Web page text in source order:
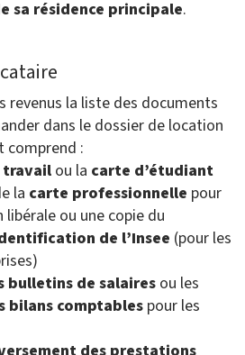
sa résidence principale.
revenus la liste des documents
dans le dossier de location
comprend :
travail ou la carte d’étudiant
la carte professionnelle pour
libérale ou une copie du
de l’Insee (pour les
bulletins de salaires ou les
bilans comptables pour les